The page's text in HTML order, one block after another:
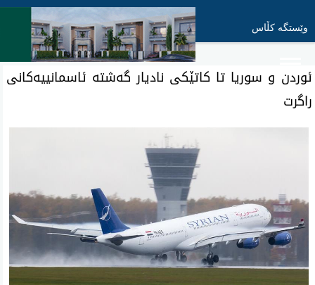
وێستگە کڵاس
ئوردن و سوریا تا کاتێکی نادیار گەشتە ئاسمانییەکانی
راگرت